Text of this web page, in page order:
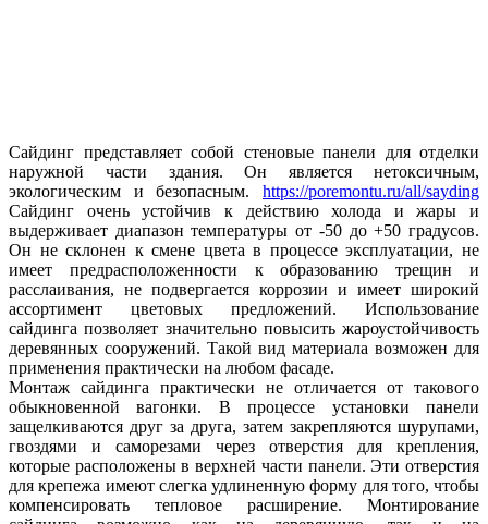
Сайдинг представляет собой стеновые панели для отделки
наружной части здания. Он является нетоксичным,
экологическим и безопасным. https://poremontu.ru/all/sayding
Сайдинг очень устойчив к действию холода и жары и
выдерживает диапазон температуры от -50 до +50 градусов.
Он не склонен к смене цвета в процессе эксплуатации, не
имеет предрасположенности к образованию трещин и
расслаивания, не подвергается коррозии и имеет широкий
ассортимент цветовых предложений. Использование
сайдинга позволяет значительно повысить жароустойчивость
деревянных сооружений. Такой вид материала возможен для
применения практически на любом фасаде.
Монтаж сайдинга практически не отличается от такового
обыкновенной вагонки. В процессе установки панели
защелкиваются друг за друга, затем закрепляются шурупами,
гвоздями и саморезами через отверстия для крепления,
которые расположены в верхней части панели. Эти отверстия
для крепежа имеют слегка удлиненную форму для того, чтобы
компенсировать тепловое расширение. Монтирование